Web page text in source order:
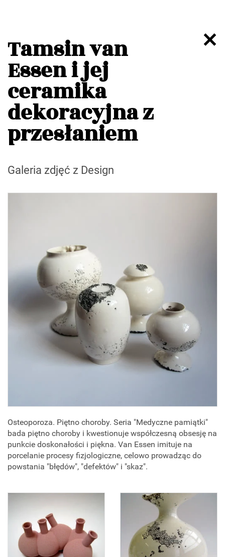
Tamsin van
Essen i jej
ceramika
dekoracyjna z
przesłaniem
Galeria zdjęć z Design
Osteoporoza. Piętno choroby. Seria "Medyczne pamiątki"
bada piętno choroby i kwestionuje współczesną obsesję na
punkcie doskonałości i piękna. Van Essen imituje na
porcelanie procesy fizjologiczne, celowo prowadząc do
powstania "błędów", "defektów" i "skaz".